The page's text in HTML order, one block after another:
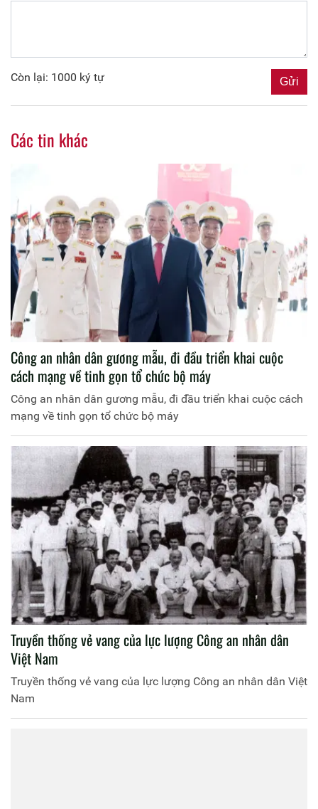
Còn lại: 1000 ký tự
Các tin khác
Công an nhân dân gương mẫu, đi đầu triển khai cuộc
cách mạng về tinh gọn tổ chức bộ máy
Công an nhân dân gương mẫu, đi đầu triển khai cuộc cách
mạng về tinh gọn tổ chức bộ máy
Truyền thống vẻ vang của lực lượng Công an nhân dân
Việt Nam
Truyền thống vẻ vang của lực lượng Công an nhân dân Việt
Nam